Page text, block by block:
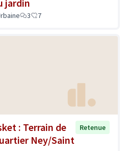
jardin
3 7
: Terrain de
Ney/Saint
Retenue